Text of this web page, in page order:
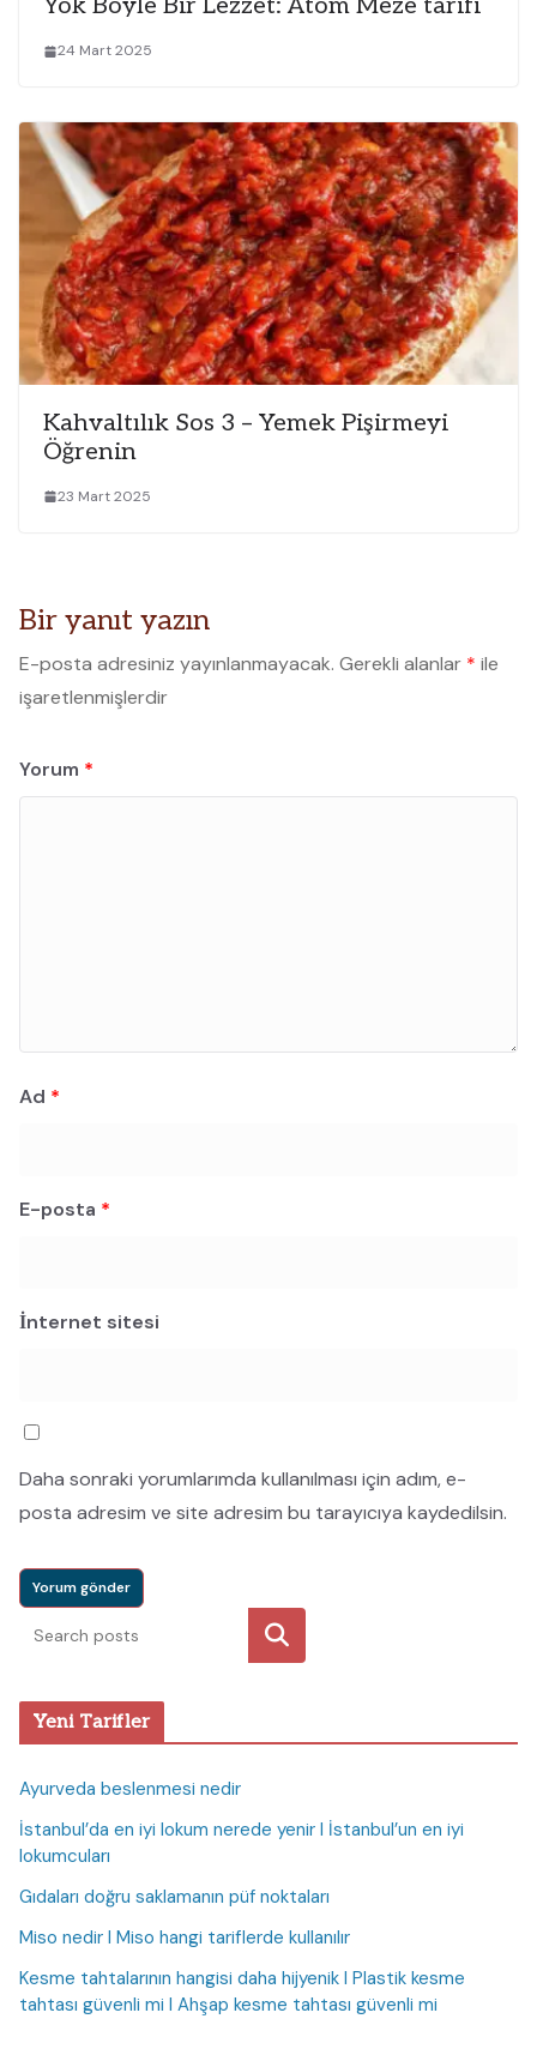
Yok Böyle Bir Lezzet: Atom Meze tarifi
24 Mart 2025
Kahvaltılık Sos 3 – Yemek Pişirmeyi
Öğrenin
23 Mart 2025
Bir yanıt yazın
E-posta adresiniz yayınlanmayacak. Gerekli alanlar * ile
işaretlenmişlerdir
Yorum *
Ad *
E-posta *
İnternet sitesi
Daha sonraki yorumlarımda kullanılması için adım, e-
posta adresim ve site adresim bu tarayıcıya kaydedilsin.
Ara
Yeni Tarifler
Ayurveda beslenmesi nedir
İstanbul’da en iyi lokum nerede yenir I İstanbul’un en iyi
lokumcuları
Gıdaları doğru saklamanın püf noktaları
Miso nedir I Miso hangi tariflerde kullanılır
Kesme tahtalarının hangisi daha hijyenik I Plastik kesme
tahtası güvenli mi I Ahşap kesme tahtası güvenli mi